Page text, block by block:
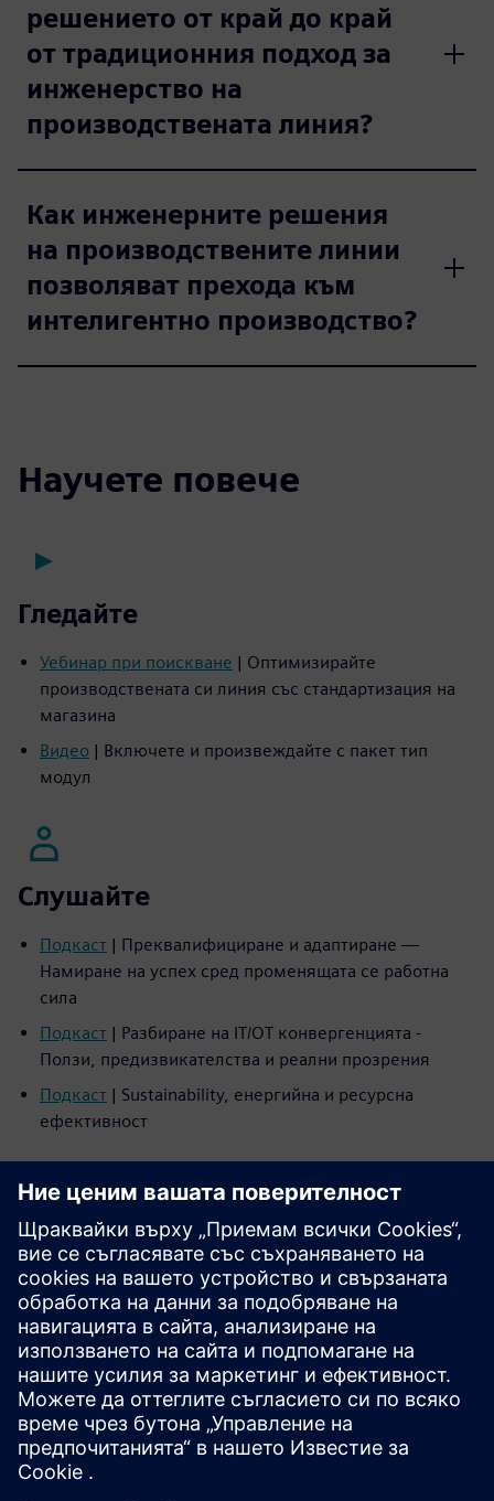
решението от край до край
от традиционния подход за
инженерство на
производствената линия?
Как инженерните решения
на производствените линии
позволяват прехода към
интелигентно производство?
Научете повече
Гледайте
Уебинар при поискване | Оптимизирайте
производствената си линия със стандартизация на
магазина
Видео | Включете и произвеждайте с пакет тип
модул
Слушайте
Подкаст | Преквалифициране и адаптиране —
Намиране на успех сред променящата се работна
сила
Подкаст | Разбиране на IT/OT конвергенцията -
Ползи, предизвикателства и реални прозрения
Подкаст | Sustainability, енергийна и ресурсна
ефективност
Прочетете
Електронна книга| Инженерингът за автоматизация
на линиите носи бъдещето на автомобилната
индустрия
Проучване на казуси| Използване на иновативни
конвейерни технологични решения за
производството на Porsche Taycan eCar